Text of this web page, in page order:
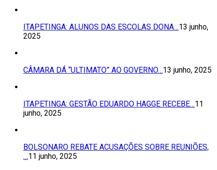
ITAPETINGA: ALUNOS DAS ESCOLAS DONA…13 junho,
2025
CÂMARA DÁ “ULTIMATO” AO GOVERNO…13 junho, 2025
ITAPETINGA: GESTÃO EDUARDO HAGGE RECEBE…11
junho, 2025
BOLSONARO REBATE ACUSAÇÕES SOBRE REUNIÕES,
…11 junho, 2025